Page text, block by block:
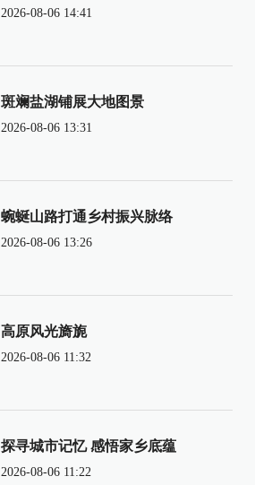
2026-08-06 14:41
斑斓盐湖铺展大地图景
2026-08-06 13:31
蜿蜒山路打通乡村振兴脉络
2026-08-06 13:26
高原风光旖旎
2026-08-06 11:32
探寻城市记忆 感悟家乡底蕴
2026-08-06 11:22